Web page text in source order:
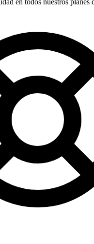
en todos nuestros planes